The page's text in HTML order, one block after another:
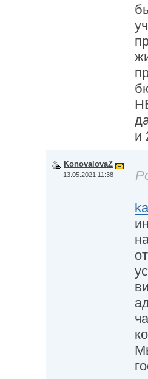
и
KonovalovaZ
13.05.2021 11:38